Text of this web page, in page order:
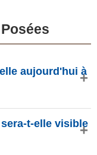
aujourd'hui à
avec 15.91%
dans la
t-elle visible